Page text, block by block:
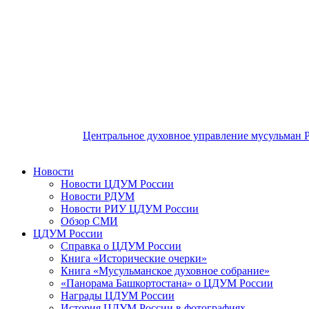
Центральное духовное управление мусульман
Новости
Новости ЦДУМ России
Новости РДУМ
Новости РИУ ЦДУМ России
Обзор СМИ
ЦДУМ России
Справка о ЦДУМ России
Книга «Исторические очерки»
Книга «Мусульманское духовное собрание»
«Панорама Башкортостана» о ЦДУМ России
Награды ЦДУМ России